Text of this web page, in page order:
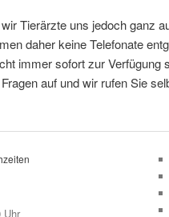
Tierärzte uns jedoch ganz
daher keine Telefonate
immer sofort zur Verfügung
auf und wir rufen Sie
Uhr